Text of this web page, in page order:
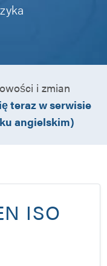
i zmian
teraz w serwisie
angielskim)
ISO